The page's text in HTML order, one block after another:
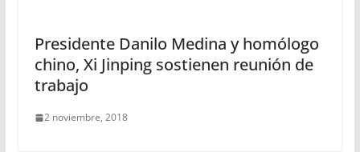
Presidente Danilo Medina y homólogo
chino, Xi Jinping sostienen reunión de
trabajo
2 noviembre, 2018